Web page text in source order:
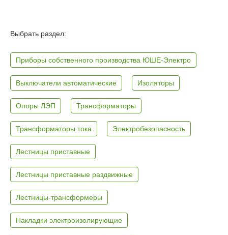
Выбрать раздел:
Приборы собственного производства ЮШЕ-Электро
Выключатели автоматические Изоляторы
Опоры ЛЭП Трансформаторы
Трансформаторы тока Электробезопасность
Лестницы приставные
Лестницы приставные раздвижные
Лестницы-трансформеры
Накладки электроизолирующие